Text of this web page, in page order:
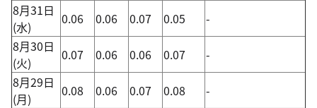
8月31日
(水)
0.06 0.06 0.07 0.05
-
8月30日
(火)
0.07 0.06 0.06 0.07
-
8月29日
(月)
0.08 0.06 0.07 0.08
-